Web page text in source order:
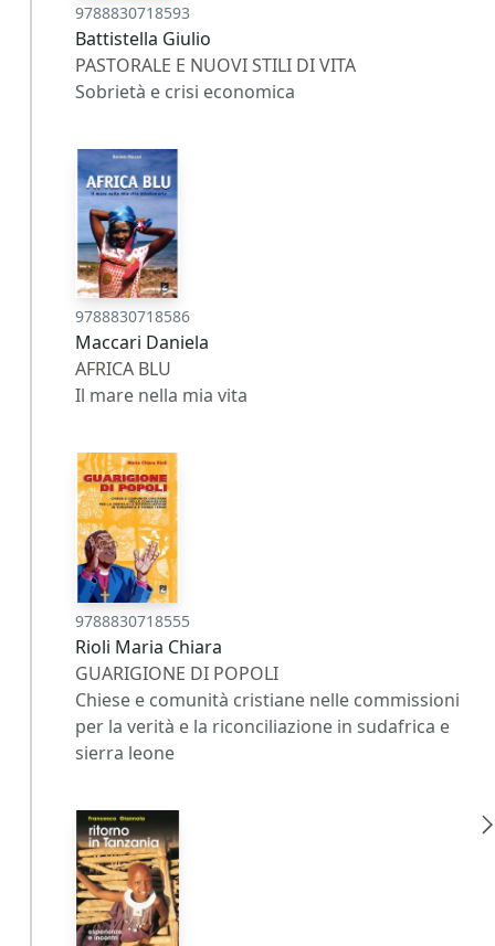
9788830718593
Battistella Giulio
PASTORALE E NUOVI STILI DI VITA
Sobrietà e crisi economica
9788830718586
Maccari Daniela
AFRICA BLU
Il mare nella mia vita
9788830718555
Rioli Maria Chiara
GUARIGIONE DI POPOLI
Chiese e comunità cristiane nelle commissioni
per la verità e la riconciliazione in sudafrica e
sierra leone